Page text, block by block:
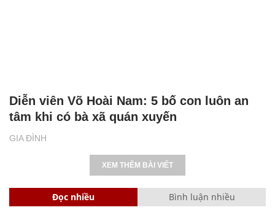
GIA ĐÌNH
Diễn viên Võ Hoài Nam: 5 bố con luôn an
tâm khi có bà xã quán xuyến
XEM THÊM BÀI VIẾT
Đọc nhiều Bình luận nhiều